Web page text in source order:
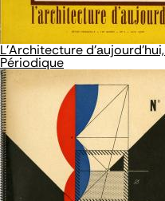
L'Architecture
Périodique